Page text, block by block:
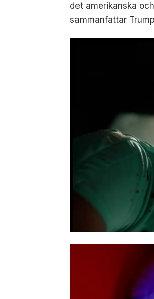
det amerikanska
sammanfattar